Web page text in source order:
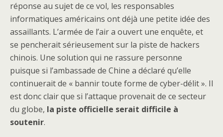
réponse au sujet de ce vol, les responsables
informatiques américains ont déjà une petite idée des
assaillants. L’armée de l’air a ouvert une enquête, et
se pencherait sérieusement sur la piste de hackers
chinois. Une solution qui ne rassure personne
puisque si l’ambassade de Chine a déclaré qu’elle
continuerait de « bannir toute forme de cyber-délit ». Il
est donc clair que si l’attaque provenait de ce secteur
du globe, la piste officielle serait difficile à
soutenir.